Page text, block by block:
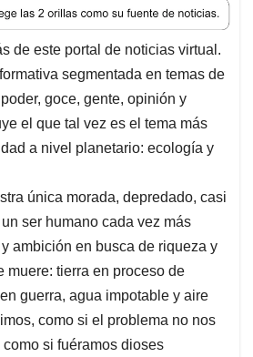
a
i
l
r
e
a
d
s
de este portal de noticias virtual.
segmentada en temas de
goce, gente, opinión y
el que tal vez es el tema más
a nivel planetario: ecología y
única morada, depredado, casi
ser humano cada vez más
ambición en busca de riqueza y
muere: tierra en proceso de
guerra, agua impotable y aire
como si el problema no nos
si fuéramos dioses